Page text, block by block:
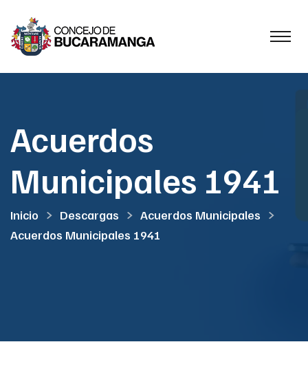
Acuerdos
Municipales 1941
Inicio Descargas
Acuerdos Municipales
Acuerdos Municipales 1941